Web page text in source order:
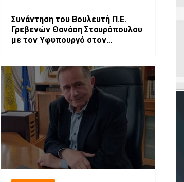
Συνάντηση του Βουλευτή Π.Ε.
Γρεβενών Θανάση Σταυρόπουλου
με τον Υφυπουργό στον
πρόγραμμα των Γρεβενών